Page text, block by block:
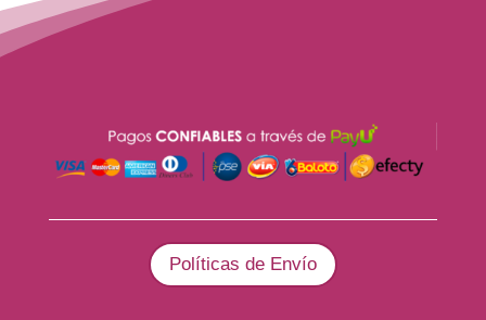
Políticas de Envío